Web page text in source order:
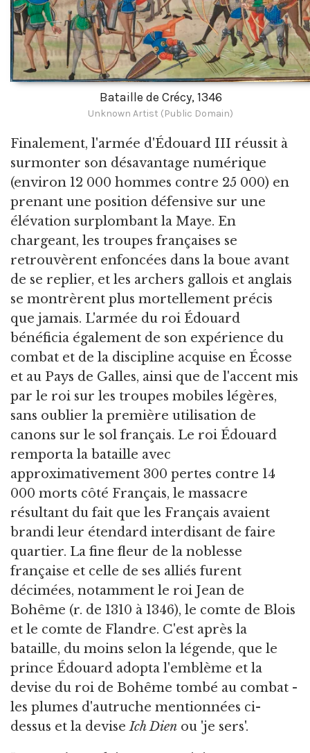
Bataille de Crécy, 1346
Unknown Artist (Public Domain)
Finalement, l'armée d'Édouard III réussit à
surmonter son désavantage numérique
(environ 12 000 hommes contre 25 000) en
prenant une position défensive sur une
élévation surplombant la Maye. En
chargeant, les troupes françaises se
retrouvèrent enfoncées dans la boue avant
de se replier, et les archers gallois et anglais
se montrèrent plus mortellement précis
que jamais. L'armée du roi Édouard
bénéficia également de son expérience du
combat et de la discipline acquise en Écosse
et au Pays de Galles, ainsi que de l'accent mis
par le roi sur les troupes mobiles légères,
sans oublier la première utilisation de
canons sur le sol français. Le roi Édouard
remporta la bataille avec
approximativement 300 pertes contre 14
000 morts côté Français, le massacre
résultant du fait que les Français avaient
brandi leur étendard interdisant de faire
quartier. La fine fleur de la noblesse
française et celle de ses alliés furent
décimées, notamment le roi Jean de
Bohême (r. de 1310 à 1346), le comte de Blois
et le comte de Flandre. C'est après la
bataille, du moins selon la légende, que le
prince Édouard adopta l'emblème et la
devise du roi de Bohême tombé au combat -
les plumes d'autruche mentionnées ci-
dessus et la deviseIch Dien ou 'je sers'.